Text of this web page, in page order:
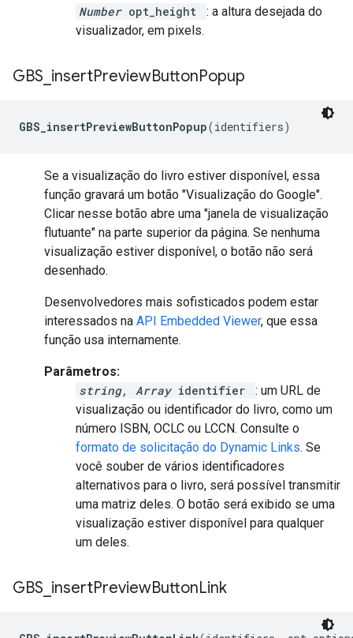
Numberopt_height
: a altura desejada do
visualizador, em pixels.
GBS insertPreviewButtonPopup
GBS_insertPreviewButtonPopup(identifiers)
Se a visualização do livro estiver disponível, essa
função gravará um botão "Visualização do Google".
Clicar nesse botão abre uma "janela de visualização
flutuante" na parte superior da página. Se nenhuma
visualização estiver disponível, o botão não será
desenhado.
Desenvolvedores mais sofisticados podem estar
interessados na API Embedded Viewer, que essa
função usa internamente.
Parâmetros:
string, Arrayidentifier
: um URL de
visualização ou identificador do livro, como um
número ISBN, OCLC ou LCCN. Consulte o
formato de solicitação do Dynamic Links. Se
você souber de vários identificadores
alternativos para o livro, será possível transmitir
uma matriz deles. O botão será exibido se uma
visualização estiver disponível para qualquer
um deles.
GBS insertPreviewButtonLink